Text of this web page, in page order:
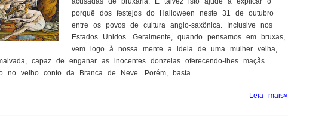
porquê dos festejos do Halloween neste 31 de outubro
entre os povos de cultura anglo-saxônica. Inclusive nos
Estados Unidos. Geralmente, quando pensamos em bruxas,
vem logo à nossa mente a ideia de uma mulher velha,
capaz de enganar as inocentes donzelas oferecendo-lhes maçãs
no velho conto da Branca de Neve. Porém, basta...
Leia mais»